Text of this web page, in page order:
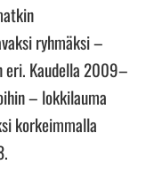
ryhmäksi –
eri. Kaudella 2009–
– lokkilauma
korkeimmalla